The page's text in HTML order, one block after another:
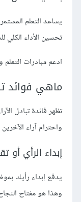
يساعد التعلم
تحسين الأداء الكلي
ادعم مبادرات
ماهي فوائد
تظهر فائدة تبادل
واحترام آراء
إبداء الرأي
يدفع إبداء رأيك
وهذا هو مفتاح